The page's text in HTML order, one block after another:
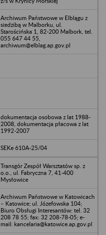
Archiwum Państwowe w Elblągu z
siedzibą w Malborku, ul.
Starościńska 1, 82-200 Malbork, tel.
055 647 44 55,
archiwum@elblag.ap.gov.pl
dokumentacja osobowa z lat 1988-
2008, dokumentacja płacowa z lat
1992-2007
SEKe 610A-25/04
Transgór Zespół Warsztatów sp. z
o.o., ul. Fabryczna 7, 41-400
Mysłowice
Archiwum Państwowe w Katowicach
– Katowice; ul. Józefowska 104;
Biuro Obsługi Interesantów: tel. 32
208 78 55; fax: 32 208-78-05; e-
mail: kancelaria@katowice.ap.gov.pl